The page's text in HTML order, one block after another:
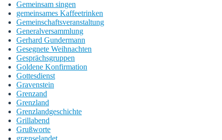
Gemeinsam singen
gemeinsames Kaffeetrinken
Gemeinschaftsveranstaltung
Generalversammlung
Gerhard Gundermann
Gesegnete Weihnachten
Gesprächsgruppen
Goldene Konfirmation
Gottesdienst
Gravenstein
Grenzand
Grenzland
Grenzlandgeschichte
Grillabend
Grußworte